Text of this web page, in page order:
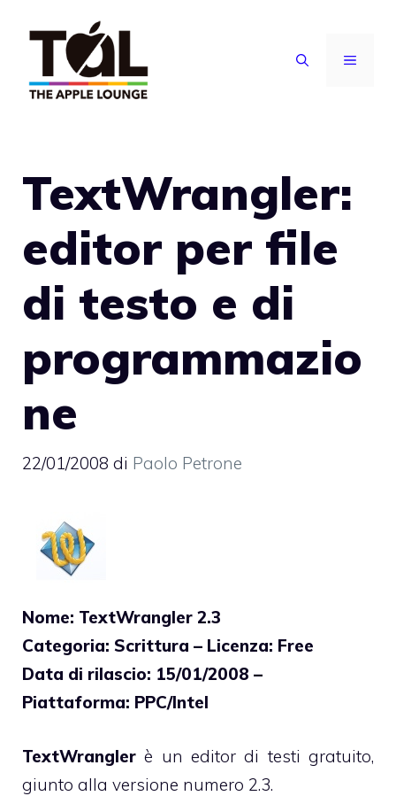
contenuto
MENU
TextWrangler:
editor per file
di testo e di
programmazio
ne
22/01/2008 di Paolo Petrone
Nome: TextWrangler 2.3
Categoria: Scrittura – Licenza: Free
Data di rilascio: 15/01/2008 –
Piattaforma: PPC/Intel
TextWrangler è un editor di testi gratuito,
giunto alla versione numero 2.3.